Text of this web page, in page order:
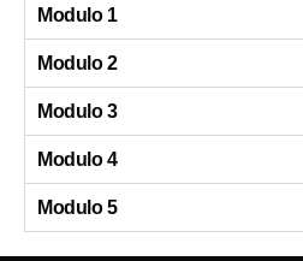
Modulo 1
Modulo 2
Modulo 3
Modulo 4
Modulo 5